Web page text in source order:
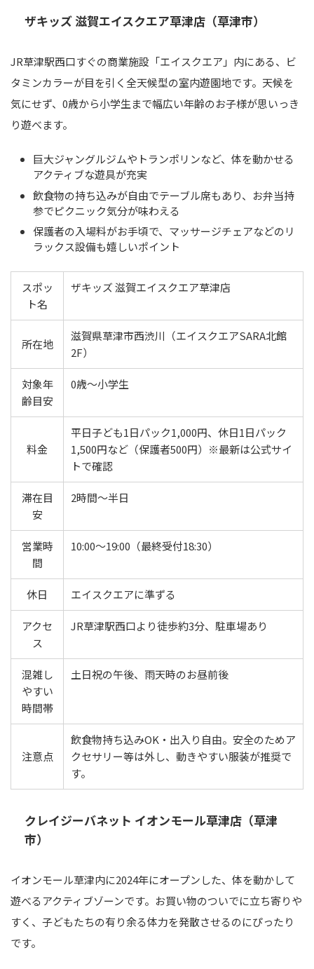
ザキッズ 滋賀エイスクエア草津店（草津市）
JR草津駅西口すぐの商業施設「エイスクエア」内にある、ビ
タミンカラーが目を引く全天候型の室内遊園地です。天候を
気にせず、0歳から小学生まで幅広い年齢のお子様が思いっき
り遊べます。
巨大ジャングルジムやトランポリンなど、体を動かせる
アクティブな遊具が充実
飲食物の持ち込みが自由でテーブル席もあり、お弁当持
参でピクニック気分が味わえる
保護者の入場料がお手頃で、マッサージチェアなどのリ
ラックス設備も嬉しいポイント
スポッ
ト名
ザキッズ 滋賀エイスクエア草津店
所在地
滋賀県草津市西渋川（エイスクエアSARA北館
2F）
対象年
齢目安
0歳〜小学生
料金
平日子ども1日パック1,000円、休日1日パック
1,500円など（保護者500円）※最新は公式サイ
トで確認
滞在目
安
2時間〜半日
営業時
間
10:00〜19:00（最終受付18:30）
休日 エイスクエアに準ずる
アクセ
ス
JR草津駅西口より徒歩約3分、駐車場あり
混雑し
やすい
時間帯
土日祝の午後、雨天時のお昼前後
注意点
飲食物持ち込みOK・出入り自由。安全のためア
クセサリー等は外し、動きやすい服装が推奨で
す。
クレイジーバネット イオンモール草津店（草津
市）
イオンモール草津内に2024年にオープンした、体を動かして
遊べるアクティブゾーンです。お買い物のついでに立ち寄りや
すく、子どもたちの有り余る体力を発散させるのにぴったり
です。